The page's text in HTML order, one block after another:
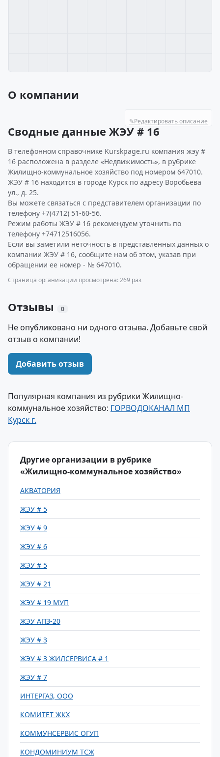
О компании
✎Редактировать описание
Сводные данные ЖЭУ # 16
В телефонном справочнике Kurskpage.ru компания жэу #
16 расположена в разделе «Недвижимость», в рубрике
Жилищно-коммунальное хозяйство под номером 647010.
ЖЭУ # 16 находится в городе Курск по адресу Воробьева
ул., д. 25.
Вы можете связаться с представителем организации по
телефону +7(4712) 51-60-56.
Режим работы ЖЭУ # 16 рекомендуем уточнить по
телефону +74712516056.
Если вы заметили неточность в представленных данных о
компании ЖЭУ # 16, сообщите нам об этом, указав при
обращении ее номер - № 647010.
Страница организации просмотрена: 269 раз
Отзывы 0
Не опубликовано ни одного отзыва. Добавьте свой
отзыв о компании!
Добавить отзыв
Популярная компания из рубрики Жилищно-
коммунальное хозяйство: ГОРВОДОКАНАЛ МП
Курск г.
Другие организации в рубрике
«Жилищно-коммунальное хозяйство»
АКВАТОРИЯ
ЖЭУ # 5
ЖЭУ # 9
ЖЭУ # 6
ЖЭУ # 5
ЖЭУ # 21
ЖЭУ # 19 МУП
ЖЭУ АПЗ-20
ЖЭУ # 3
ЖЭУ # 3 ЖИЛСЕРВИСА # 1
ЖЭУ # 7
ИНТЕРГАЗ, ООО
КОМИТЕТ ЖКХ
КОММУНСЕРВИС ОГУП
КОНДОМИНИУМ ТСЖ